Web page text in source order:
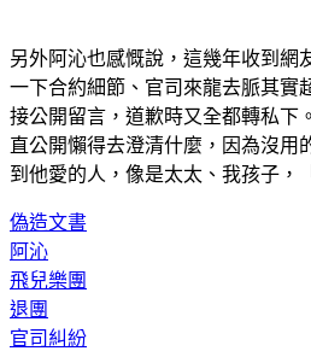
另外阿沁也感慨說，這幾年收到網
一下合約細節、官司來龍去脈其實
接公開留言，道歉時又全都轉私下
直公開懶得去澄清什麼，因為沒用
到他愛的人，像是太太、我孩子，
偽造文書
阿沁
飛兒樂團
退團
官司糾紛